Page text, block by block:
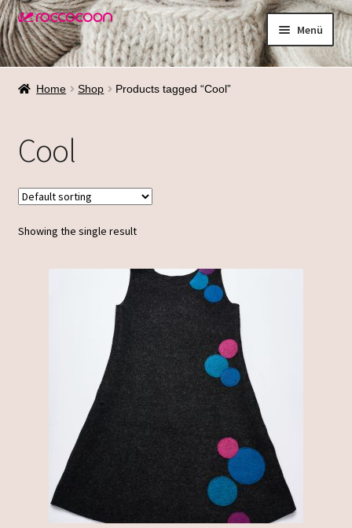
Zur
Navigation
springen
Zum
Inhalt
springen
Menü
Shop
Waschen
Größenfinder
Über mich
Home Shop Products tagged “Cool”
Cool
Showing the single result